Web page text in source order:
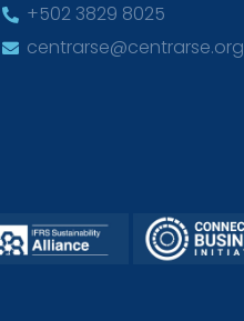
+502 3829 8025
centrarse@centrarse.org